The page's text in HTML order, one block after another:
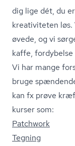
dig lige dét, du
kreativiteten løs.
øvede, og vi
kaffe,
Vi har mange
bruge
kan fx prøve
kurser som:
Patchwork
Tegning